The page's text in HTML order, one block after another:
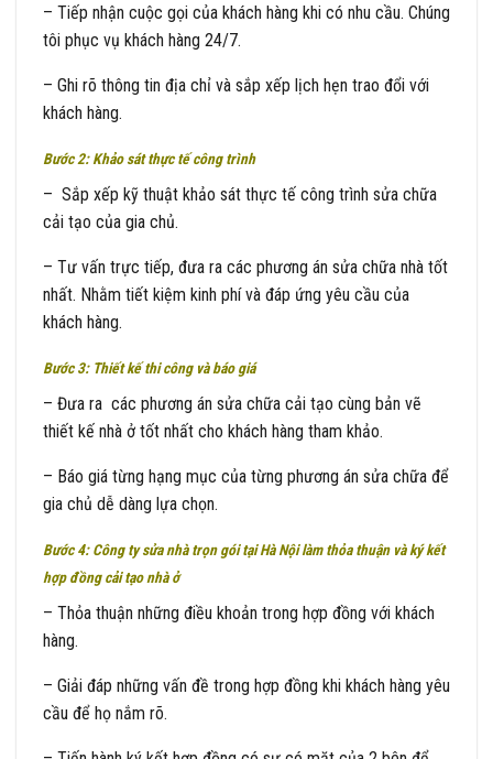
– Tiếp nhận cuộc gọi của khách hàng khi có nhu cầu. Chúng
tôi phục vụ khách hàng 24/7.
– Ghi rõ thông tin địa chỉ và sắp xếp lịch hẹn trao đổi với
khách hàng.
Bước 2: Khảo sát thực tế công trình
– Sắp xếp kỹ thuật khảo sát thực tế công trình sửa chữa
cải tạo của gia chủ.
– Tư vấn trực tiếp, đưa ra các phương án sửa chữa nhà tốt
nhất. Nhằm tiết kiệm kinh phí và đáp ứng yêu cầu của
khách hàng.
Bước 3: Thiết kế thi công và báo giá
– Đưa ra các phương án sửa chữa cải tạo cùng bản vẽ
thiết kế nhà ở tốt nhất cho khách hàng tham khảo.
– Báo giá từng hạng mục của từng phương án sửa chữa để
gia chủ dễ dàng lựa chọn.
Bước 4: Công ty sửa nhà trọn gói tại Hà Nội làm thỏa thuận và ký kết
hợp đồng cải tạo nhà ở
– Thỏa thuận những điều khoản trong hợp đồng với khách
hàng.
– Giải đáp những vấn đề trong hợp đồng khi khách hàng yêu
cầu để họ nắm rõ.